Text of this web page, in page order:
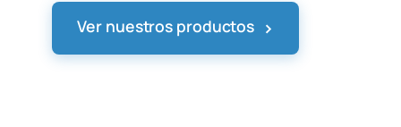
Ver nuestros productos ›